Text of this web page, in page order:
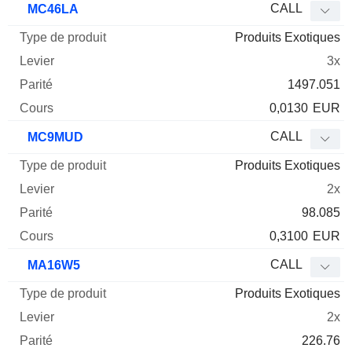
MC46LA CALL
Produits Exotiques
3x
1497.051
0,0130 EUR
MC9MUD CALL
Produits Exotiques
2x
98.085
0,3100 EUR
MA16W5 CALL
Produits Exotiques
2x
226.76